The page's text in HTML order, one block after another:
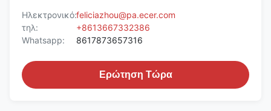
Ηλεκτρονικό:feliciazhou@pa.ecer.com
τηλ:
+8613667332386
Whatsapp:
8617873657316
Ερώτηση Τώρα